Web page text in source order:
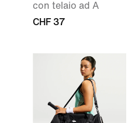
con telaio ad A
CHF 37